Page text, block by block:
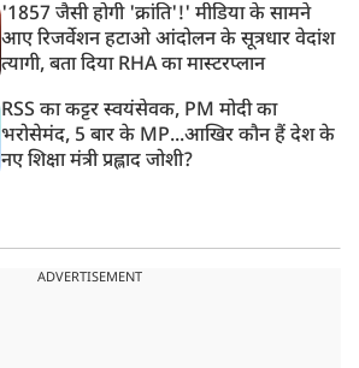
'1857 जैसी होगी 'क्रांति'!' मीडिया के सामने
आए रिजर्वेशन हटाओ आंदोलन के सूत्रधार वेदांश
त्यागी, बता दिया RHA का मास्टरप्लान
RSS का कट्टर स्वयंसेवक, PM मोदी का
भरोसेमंद, 5 बार के MP...आखिर कौन हैं देश के
नए शिक्षा मंत्री प्रह्लाद जोशी?
ADVERTISEMENT